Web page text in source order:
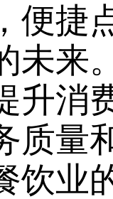
便捷
未来
升消
质量
饮业